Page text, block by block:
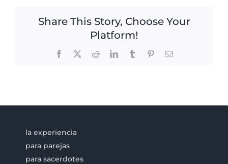
Share This Story, Choose Your
Platform!
Facebook RedditLinkedInTumblr PinterestEmail
la experiencia
para parejas
para sacerdotes